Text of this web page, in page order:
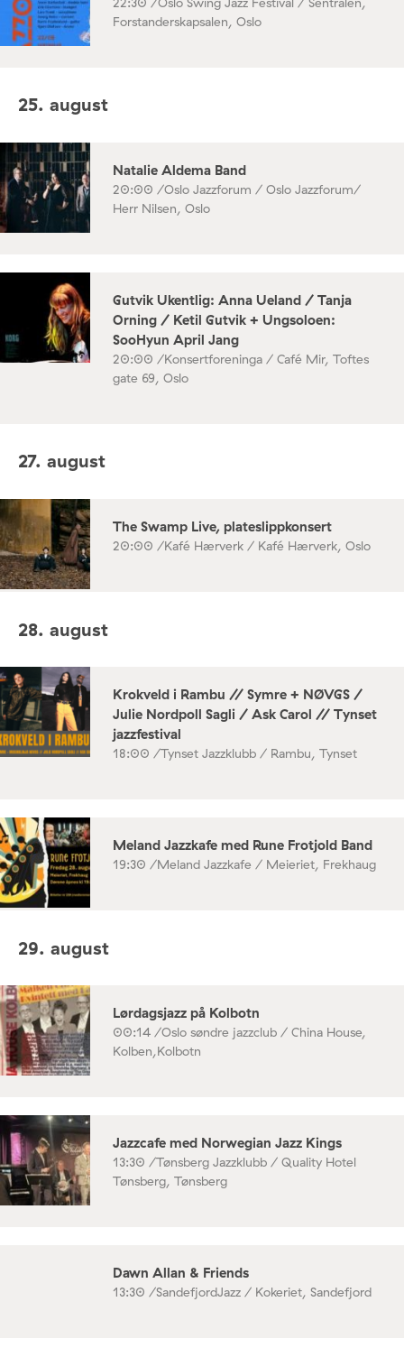
Forstanderskapsalen, Oslo
25. august
Natalie Aldema Band
20:00 /Oslo Jazzforum / Oslo Jazzforum/
Herr Nilsen, Oslo
Gutvik Ukentlig: Anna Ueland / Tanja
Orning / Ketil Gutvik + Ungsoloen:
SooHyun April Jang
20:00 /Konsertforeninga / Café Mir, Toftes
gate 69, Oslo
27. august
The Swamp Live, plateslippkonsert
20:00 /Kafé Hærverk / Kafé Hærverk, Oslo
28. august
Krokveld i Rambu // Symre + NØVGS /
Julie Nordpoll Sagli / Ask Carol // Tynset
jazzfestival
18:00 /Tynset Jazzklubb / Rambu, Tynset
Meland Jazzkafe med Rune Frotjold Band
19:30 /Meland Jazzkafe / Meieriet, Frekhaug
29. august
Lørdagsjazz på Kolbotn
00:14 /Oslo søndre jazzclub / China House,
Kolben,Kolbotn
Jazzcafe med Norwegian Jazz Kings
13:30 /Tønsberg Jazzklubb / Quality Hotel
Tønsberg, Tønsberg
Dawn Allan & Friends
13:30 /SandefjordJazz / Kokeriet, Sandefjord